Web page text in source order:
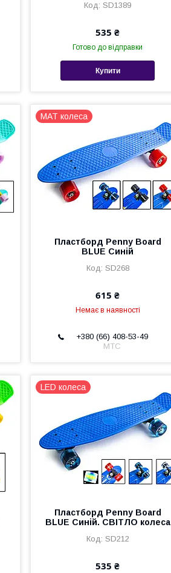
SD1389
535 ₴
Готово до відправки
Купити
MAT колеса
Пластборд Penny Board
BLUE Синій
SD268
615 ₴
Немає в наявності
+380 (66) 408-53-49
МТС
LED колеса
Пластборд Penny Board
BLUE Синій. СВІТЛО колеса
SD212
535 ₴